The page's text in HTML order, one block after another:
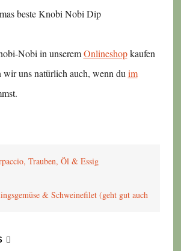
Nobi in unseremOnlineshopkaufen
wir uns natürlich auch, wenn du im
Trauben, Öl & Essig
& Schweinefilet (geht gut auch